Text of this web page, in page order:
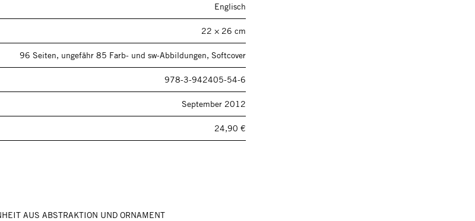
Englisch
22 × 26 cm
96 Seiten, ungefähr 85 Farb- und sw-Abbildungen, Softcover
978-3-942405-54-6
September 2012
24,90 €
AUS ABSTRAKTION UND ORNAMENT